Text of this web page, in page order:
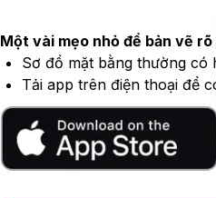
Một vài mẹo nhỏ để bản vẽ
Sơ đồ mặt bằng thường có
Tải app trên điện thoại để